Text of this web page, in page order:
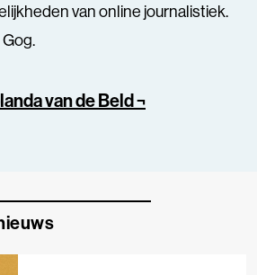
van online journalistiek.
van de Beld ¬